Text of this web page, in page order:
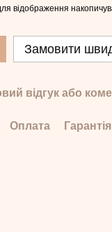
відображення
Замовити
відгук або
Оплата Гарантія